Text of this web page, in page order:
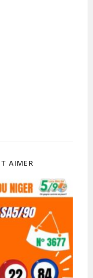
AIMER